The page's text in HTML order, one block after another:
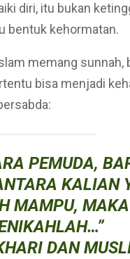
diri, itu bukan
bentuk kehormatan.
memang sunnah,
bisa menjadi
PEMUDA,
KALIAN
MAMPU, MAKA
DAN